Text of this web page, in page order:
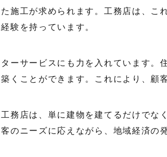
施工が求められます。工務店は、こ
験を持っています。
ーサービスにも力を入れています。
くことができます。これにより、顧
務店は、単に建物を建てるだけでな
のニーズに応えながら、地域経済の